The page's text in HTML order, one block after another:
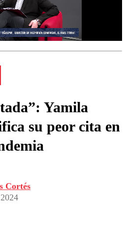
Yamila
su peor cita en
Cortés